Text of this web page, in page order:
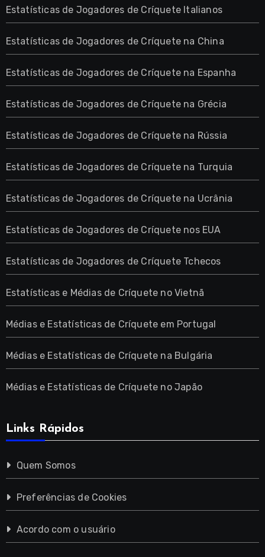
Estatísticas de Jogadores de Críquete Italianos
Estatísticas de Jogadores de Críquete na China
Estatísticas de Jogadores de Críquete na Espanha
Estatísticas de Jogadores de Críquete na Grécia
Estatísticas de Jogadores de Críquete na Rússia
Estatísticas de Jogadores de Críquete na Turquia
Estatísticas de Jogadores de Críquete na Ucrânia
Estatísticas de Jogadores de Críquete nos EUA
Estatísticas de Jogadores de Críquete Tchecos
Estatísticas e Médias de Críquete no Vietnã
Médias e Estatísticas de Críquete em Portugal
Médias e Estatísticas de Críquete na Bulgária
Médias e Estatísticas de Críquete no Japão
Links Rápidos
Quem Somos
Preferências de Cookies
Acordo com o usuário